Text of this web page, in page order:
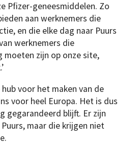
Pfizer-geneesmiddelen. Zo
aan werknemers die
en die elke dag naar Puurs
werknemers die
moeten zijn op onze site,
voor het maken van de
voor heel Europa. Het is dus
gegarandeerd blijft. Er zijn
maar die krijgen niet